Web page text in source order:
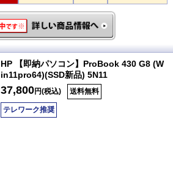
HP 【即納パソコン】ProBook 430 G8 (W
in11pro64)(SSD新品) 5N11
37,800円(税込) 送料無料
テレワーク推奨